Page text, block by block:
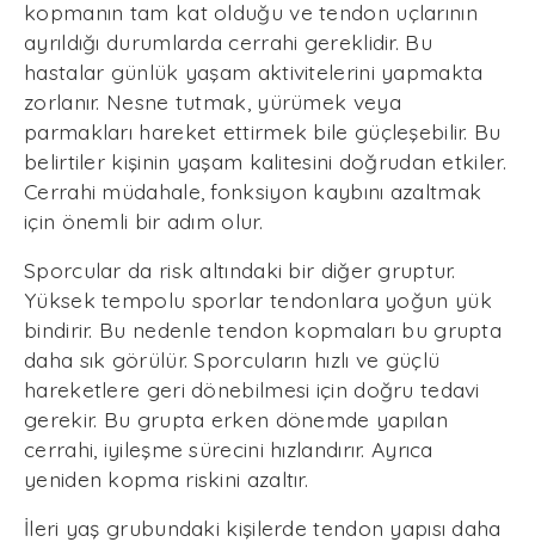
kopmanın tam kat olduğu ve tendon uçlarının
ayrıldığı durumlarda cerrahi gereklidir. Bu
hastalar günlük yaşam aktivitelerini yapmakta
zorlanır. Nesne tutmak, yürümek veya
parmakları hareket ettirmek bile güçleşebilir. Bu
belirtiler kişinin yaşam kalitesini doğrudan etkiler.
Cerrahi müdahale, fonksiyon kaybını azaltmak
için önemli bir adım olur.
Sporcular da risk altındaki bir diğer gruptur.
Yüksek tempolu sporlar tendonlara yoğun yük
bindirir. Bu nedenle tendon kopmaları bu grupta
daha sık görülür. Sporcuların hızlı ve güçlü
hareketlere geri dönebilmesi için doğru tedavi
gerekir. Bu grupta erken dönemde yapılan
cerrahi, iyileşme sürecini hızlandırır. Ayrıca
yeniden kopma riskini azaltır.
İleri yaş grubundaki kişilerde tendon yapısı daha